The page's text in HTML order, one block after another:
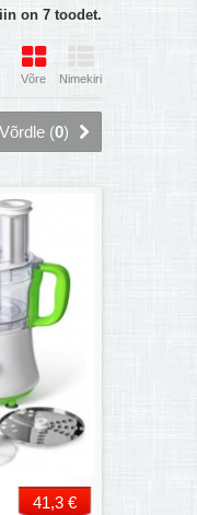
on 7 toodet.
Võre Nimekiri
Võrdle (0)
41,3 €